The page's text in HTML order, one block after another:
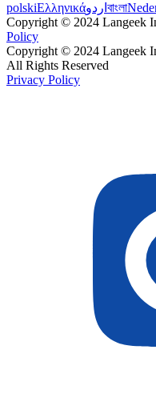
polskiΕλληνικάاردو বাংলা
Copyright © 2024 Langeek
Policy
Copyright © 2024 Langeek
All Rights Reserved
Privacy Policy